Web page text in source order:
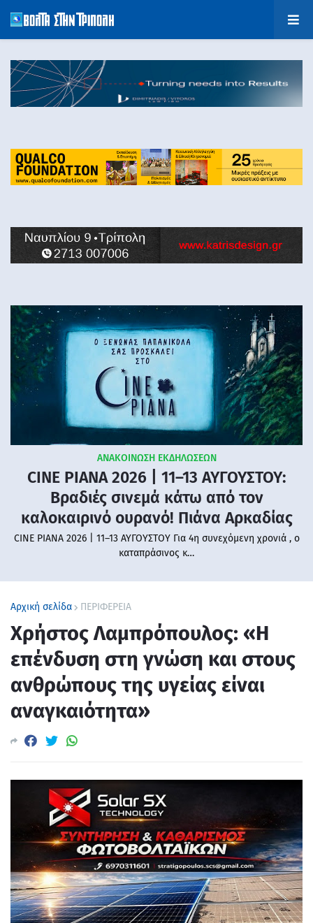
ΑΝΑΚΟΙΝΩΣΗ ΕΚΔΗΛΩΣΕΩΝ
CINE PIANA 2026 | 11–13 ΑΥΓΟΥΣΤΟΥ:
Βραδιές σινεμά κάτω από τον
καλοκαιρινό ουρανό! Πιάνα Αρκαδίας
CINE PIANA 2026 | 11–13 ΑΥΓΟΥΣΤΟΥ Για 4η συνεχόμενη χρονιά , ο
καταπράσινος κ…
Αρχική σελίδα ΠΕΡΙΦΕΡΕΙΑ
Χρήστος Λαμπρόπουλος: «Η
επένδυση στη γνώση και στους
ανθρώπους της υγείας είναι
αναγκαιότητα»